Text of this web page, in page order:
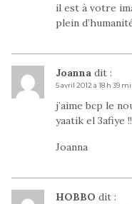
il est à votre
plein
Joanna dit :
5 avril 2012 à 18 h 39
j’aime bcp le
yaatik el 3afiye !!
Joanna
HOBBO dit :